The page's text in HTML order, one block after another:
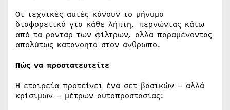
Οι τεχνικές αυτές κάνουν το μήνυμα
διαφορετικό για κάθε λήπτη, περνώντας κάτω
από τα ραντάρ των φίλτρων, αλλά παραμένοντας
απολύτως κατανοητό στον άνθρωπο.
Πώς να προστατευτείτε
Η εταιρεία προτείνει ένα σετ βασικών – αλλά
κρίσιμων – μέτρων αυτοπροστασίας: